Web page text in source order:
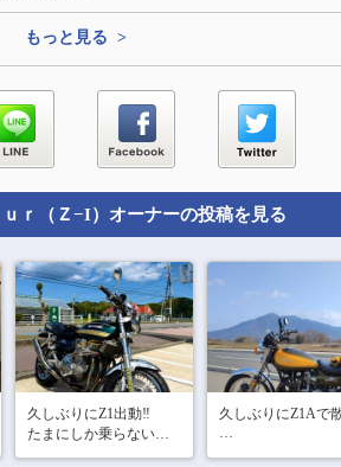
もっと見る >
ｒ（Ｚ−I） オーナーの投稿を見る
久しぶりにZ1出動‼︎
たまにしか乗らないの
に調子がイイ👍
久しぶりにZ1Aで